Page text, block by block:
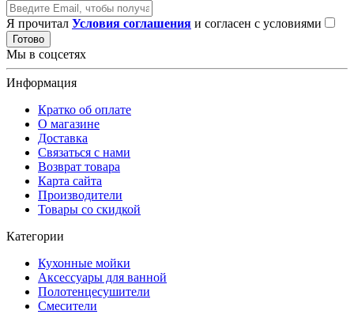
Я прочитал Условия соглашения и согласен с условиями
Готово
Мы в соцсетях
Информация
Кратко об оплате
О магазине
Доставка
Связаться с нами
Возврат товара
Карта сайта
Производители
Товары со скидкой
Категории
Кухонные мойки
Аксессуары для ванной
Полотенцесушители
Смесители